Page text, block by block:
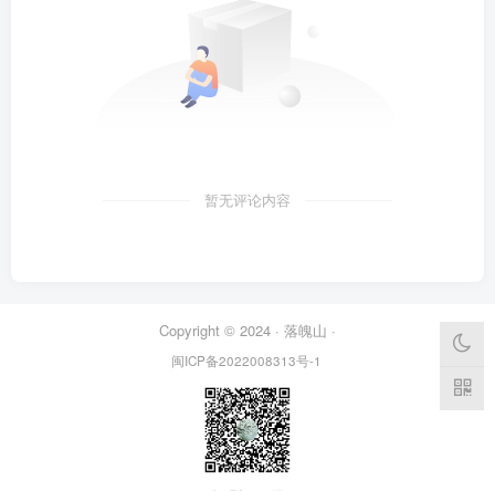
暂无评论内容
Copyright © 2024 · 落魄山 ·
闽ICP备2022008313号-1